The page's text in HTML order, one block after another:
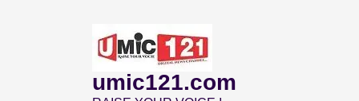
umic121.com